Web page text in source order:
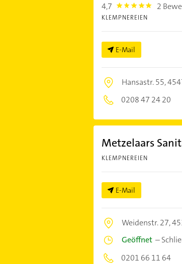
4,7 4.7000003 2
KLEMPNEREIEN
E-Mail
Hansastr. 55,
0208 47 24 20
Metzelaars
KLEMPNEREIEN
E-Mail
Weidenstr. 27,
Geöffnet–
0201 66 11 64